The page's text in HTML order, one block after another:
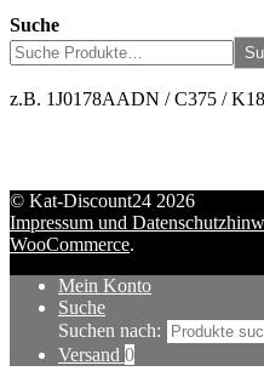
Suche
z.B. 1J0178AADN / C375 /
© Kat-Discount24 2026
Impressum und
WooCommerce.
Mein Konto
Suche
Suchen nach:
Versand 0